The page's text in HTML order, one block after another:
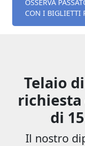
OSSERVA
CON I BIGLIETTI
Telaio
di
Il nostro